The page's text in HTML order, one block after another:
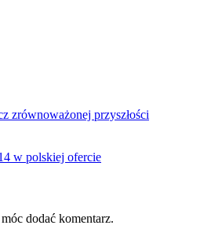
zrównoważonej przyszłości
w polskiej ofercie
dodać komentarz.